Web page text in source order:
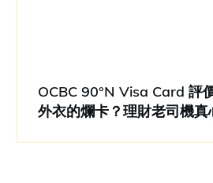
OCBC 90°N Visa Card 評
外衣的爛卡？理財老司機真